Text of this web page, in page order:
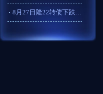
8月27日隆22转债下跌0.08%，转股溢价率339.2%